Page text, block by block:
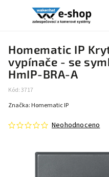
Homematic IP
vypínače - se
HmIP-BRA-A
Kód:3717
Neohodnoceno
Značka: Homematic IP